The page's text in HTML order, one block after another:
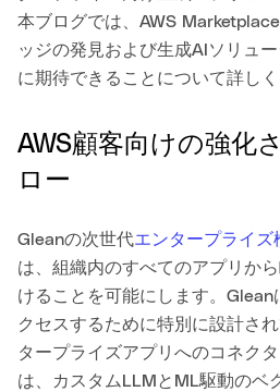
本ブログでは、AWS
ッジの発見および生成AIソリュ
に期待できることについて詳しく
AWS顧客向けの強化
ロー
Gleanの次世代エンタープライズ
は、組織内のすべてのアプリか
けることを可能にします。
クセスするために特別に設計さ
タープライズアプリへのコネク
は、カスタムLLMとML駆動のベ